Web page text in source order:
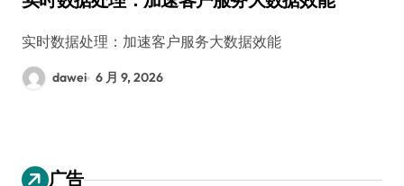
实时数据处理：加速客户服务大数据效能
dawei 6 月 9, 2026
广告